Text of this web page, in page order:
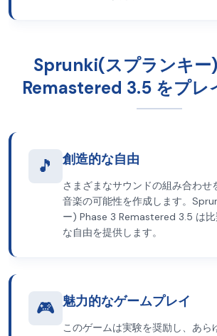
Sprunki(スプランキー
Remastered 3.5 をプレ
🎵 創造的な自由
さまざまなサウンドの組み合わせ
音楽の可能性を作成します。
ー) Phase 3 Remastered 3.5 は
な自由を提供します。
🎮 魅力的なゲームプレイ
このゲームは実験を奨励し、あら